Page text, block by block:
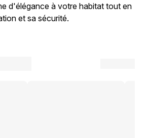
d'élégance à votre habitat tout en
et sa sécurité.